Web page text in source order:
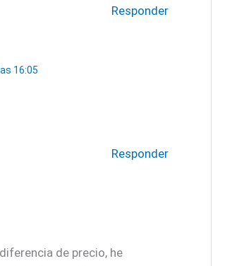
Responder
16:05
Responder
de precio, he